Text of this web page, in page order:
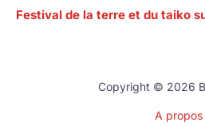
Festival de la terre et du taiko
Copyright © 2026
A propos